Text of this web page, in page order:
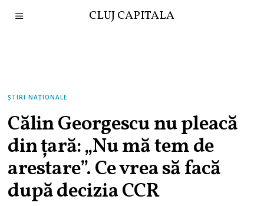
CLUJ CAPITALA
ȘTIRI NAȚIONALE
Călin Georgescu nu pleacă
din țară: „Nu mă tem de
arestare”. Ce vrea să facă
după decizia CCR